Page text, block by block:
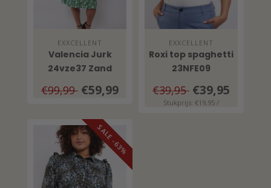
EXXCELLENT
Valencia Jurk
24vze37 Zand
€99,99 €59,99
EXXCELLENT
Roxi top spaghetti
23NFE09
€39,95 €39,95
Stukprijs: €19,95 /
SALE -63%